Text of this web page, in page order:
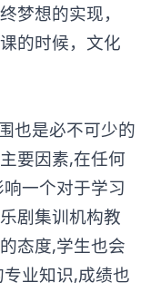
梦想的实现，
的时候，文化
是必不可少的
要因素,在任何
一个对于学习
剧集训机构教
态度,学生也会
业知识,成绩也